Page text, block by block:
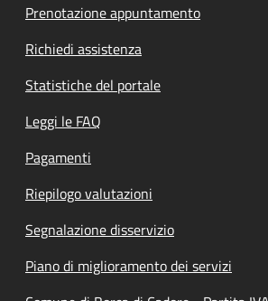
Prenotazione appuntamento
Richiedi assistenza
Statistiche del portale
Leggi le FAQ
Pagamenti
Riepilogo valutazioni
Segnalazione disservizio
Piano di miglioramento dei servizi